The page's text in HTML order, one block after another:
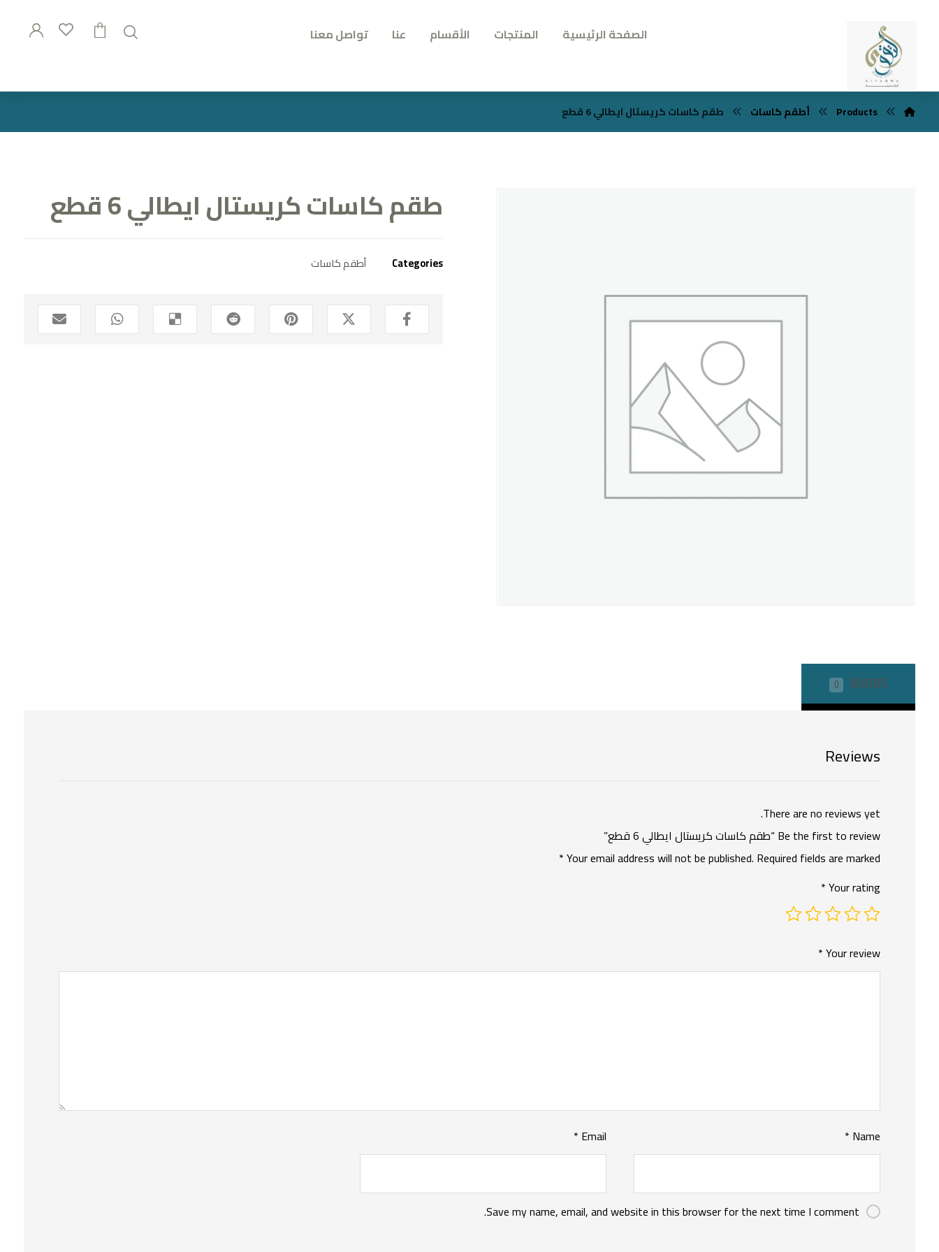
الصفحة الرئيسية المنتجات الأقسام عنا تواصل معنا
Products أطقم كاسات طقم كاسات كريستال ايطالي 6 قطع
طقم كاسات كريستال ايطالي 6 قطع
Categories أطقم كاسات
REVIEWS
0
Reviews
There are no reviews yet.
Be the first to review “طقم كاسات كريستال ايطالي 6 قطع”
Your email address will not be published. Required fields are marked
*
Your rating
*
Your review
*
Name
*
Email
*
Save my name, email, and website in this browser for the next time I comment.